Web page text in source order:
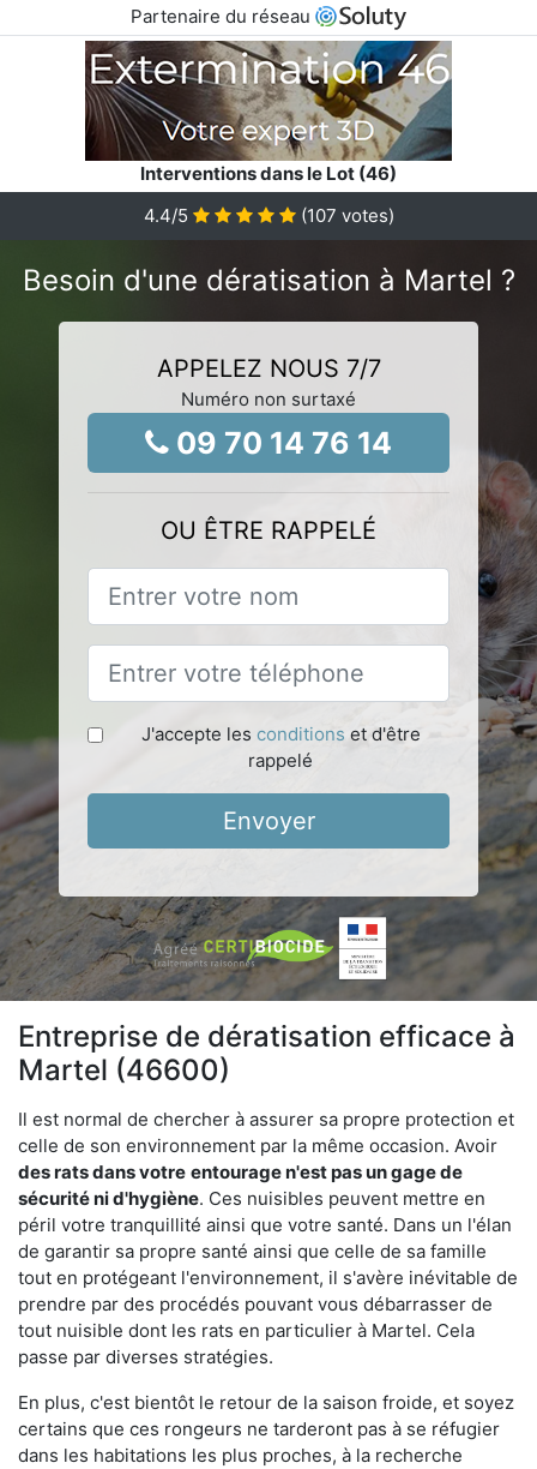
Partenaire du réseau
Interventions dans le Lot (46)
4.4/5 (107 votes)
Besoin d'une dératisation à Martel ?
APPELEZ NOUS 7/7
Numéro non surtaxé
09 70 14 76 14
OU ÊTRE RAPPELÉ
J'accepte les conditions et d'être
rappelé
Envoyer
Entreprise de dératisation efficace à
Martel (46600)
Il est normal de chercher à assurer sa propre protection et
celle de son environnement par la même occasion. Avoir
des rats dans votre entourage n'est pas un gage de
sécurité ni d'hygiène. Ces nuisibles peuvent mettre en
péril votre tranquillité ainsi que votre santé. Dans un l'élan
de garantir sa propre santé ainsi que celle de sa famille
tout en protégeant l'environnement, il s'avère inévitable de
prendre par des procédés pouvant vous débarrasser de
tout nuisible dont les rats en particulier à Martel. Cela
passe par diverses stratégies.
En plus, c'est bientôt le retour de la saison froide, et soyez
certains que ces rongeurs ne tarderont pas à se réfugier
dans les habitations les plus proches, à la recherche